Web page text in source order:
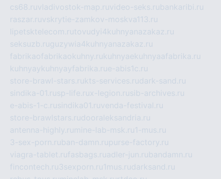
cs68.ruvladivostok-map.ruvideo-seks.rubankaribi.ru
raszar.ruvskrytie-zamkov-moskva113.ru
lipetsktelecom.rutovudyi4kuhnyanazakaz.ru
seksuzb.ruguzywia4kuhnyanazakaz.ru
fabrikaofabrikaokuhny.rukuhnyaekuhnyaafabrika.ru
kuhnyaykuhnyayfabrika.rue-abis1c.ru
store-brawl-stars.rukts-services.rudark-sand.ru
sindika-01.rusp-life.rux-legion.rusib-archives.ru
e-abis-1-c.rusindika01.ruvenda-festival.ru
store-brawlstars.rudooraleksandria.ru
antenna-highly.ru mine-lab-msk.ru1-mus.ru
3-sex-porn.ruban-damn.rupurse-factory.ru
viagra-tablet.rufasbags.ruadler-jun.rubandamn.ru
fincontech.ru3sexporn.ru1mus.rudarksand.ru